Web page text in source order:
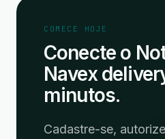
COMECE HOJE
Conecte o
Navex
minutos.
Cadastre-se,